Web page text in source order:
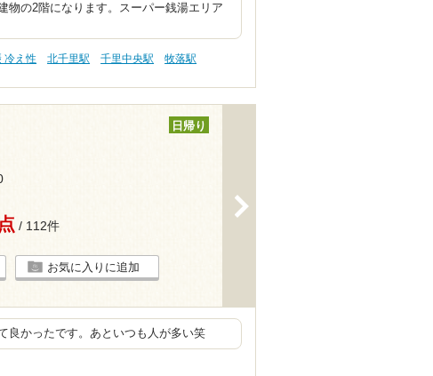
物の2階になります。スーパー銭湯エリア
冷え性 北千里駅 千里中央駅
牧落駅
日帰り
/ 112件
お気に入りに追加
良かったです。あといつも人が多い笑